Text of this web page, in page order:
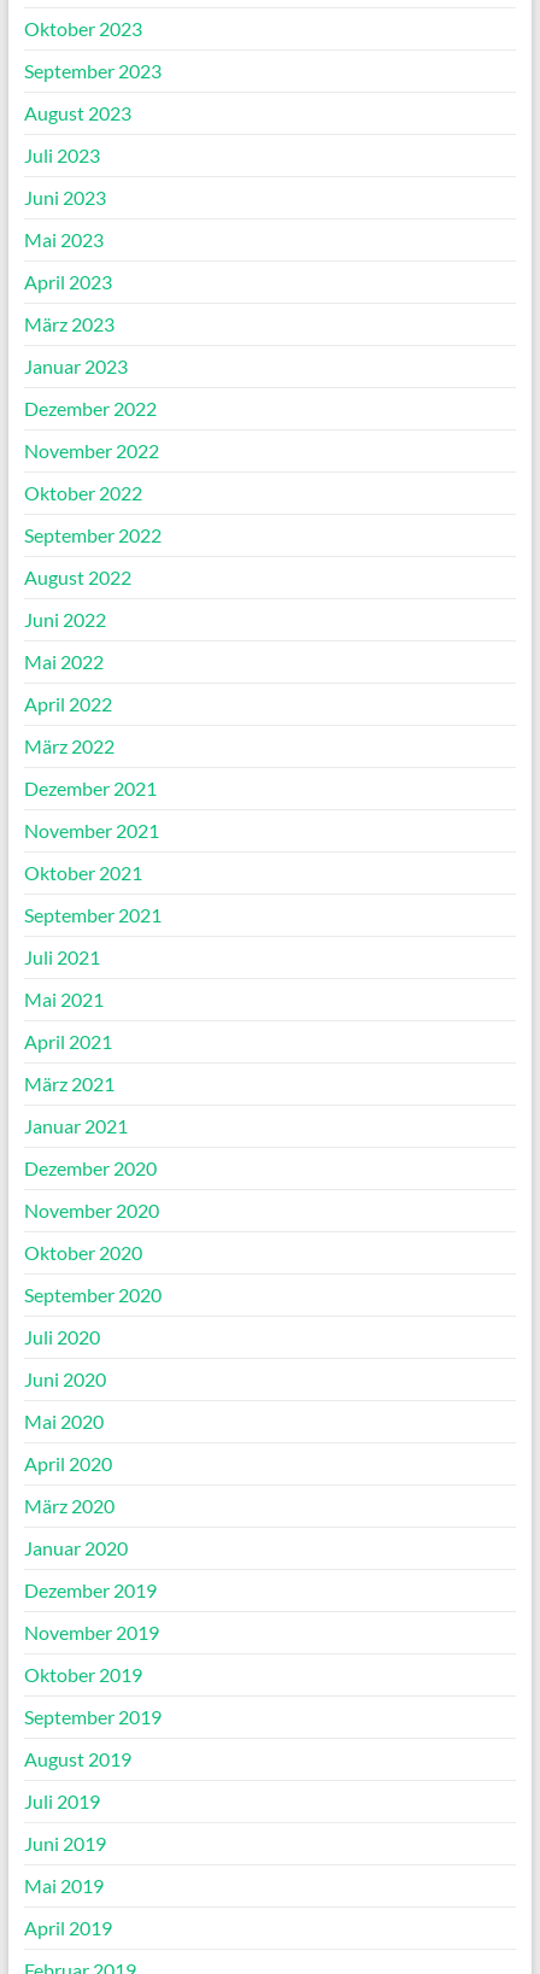
Oktober 2023
September 2023
August 2023
Juli 2023
Juni 2023
Mai 2023
April 2023
März 2023
Januar 2023
Dezember 2022
November 2022
Oktober 2022
September 2022
August 2022
Juni 2022
Mai 2022
April 2022
März 2022
Dezember 2021
November 2021
Oktober 2021
September 2021
Juli 2021
Mai 2021
April 2021
März 2021
Januar 2021
Dezember 2020
November 2020
Oktober 2020
September 2020
Juli 2020
Juni 2020
Mai 2020
April 2020
März 2020
Januar 2020
Dezember 2019
November 2019
Oktober 2019
September 2019
August 2019
Juli 2019
Juni 2019
Mai 2019
April 2019